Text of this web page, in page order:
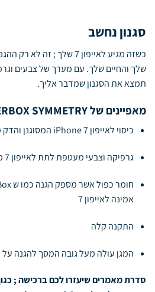
סגנון נחשב
כשזה מגיע לאייפון 7 שלך ;
שלך והחיים שלך. עם מערך של צבעים
תמצא את הסגנון שמדבר אליך.
מאפיינים של OTTERBOX SYMMETRY לאייפון 7S שלך:
כיסוי לאייפון 7 iPhone המסוגנן והדק מתאים לכיס וידידותי
גרפיקה וצבעי מעטפת לתת לאייפון 7 מראה מסוגנן וחלק
אמינה לאייפון 7
התקנה קלה
המגן עולה מעל גובה המסך להגנה על
סדרת מאמרים שיעזרו לכם ברכישה ;